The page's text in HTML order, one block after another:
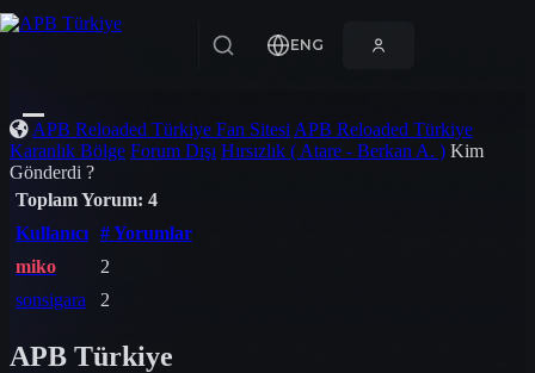
ENG
APB Reloaded Türkiye Fan Sitesi APB Reloaded Türkiye
Karanlık Bölge Forum Dışı Hırsızlık ( Atare - Berkan A. ) Kim
Gönderdi ?
Toplam Yorum: 4
Kullanıcı # Yorumlar
miko
2
sonsigara
2
APB Türkiye